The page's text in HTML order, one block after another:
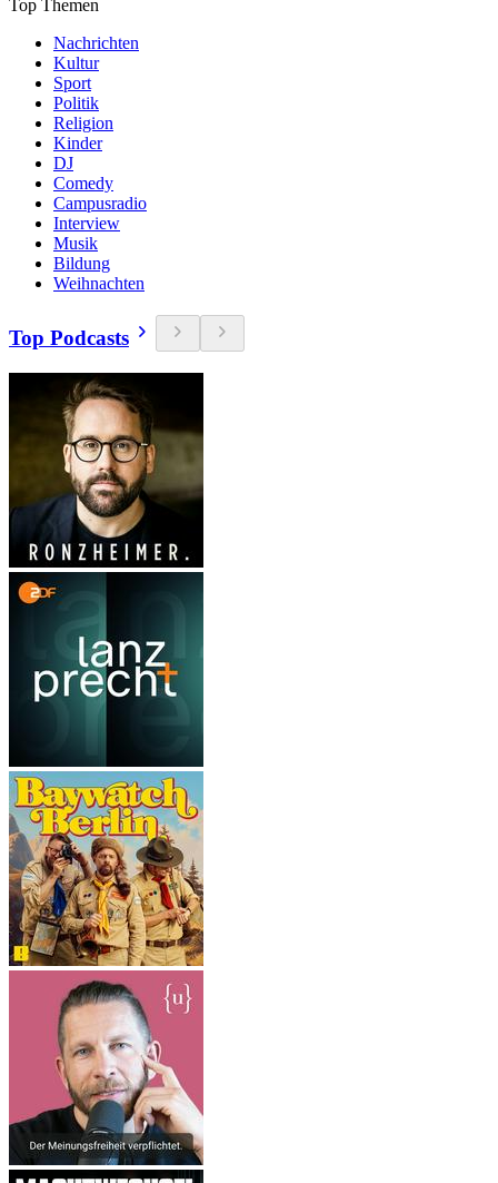
Top Themen
Nachrichten
Kultur
Sport
Politik
Religion
Kinder
DJ
Comedy
Campusradio
Interview
Musik
Bildung
Weihnachten
Top Podcasts